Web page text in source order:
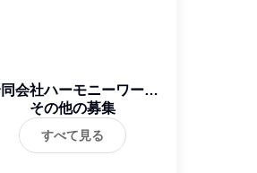
会社ハーモニーワーク
ス
その他の募集
すべて見る